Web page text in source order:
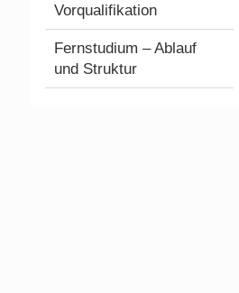
Vorqualifikation
Fernstudium – Ablauf
und Struktur